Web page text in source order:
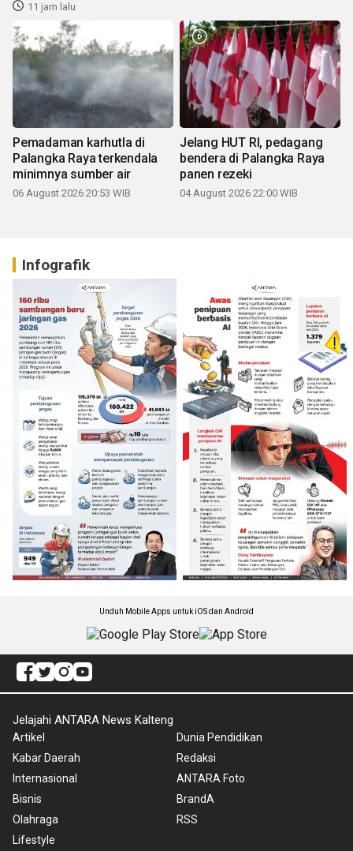
11 jam lalu
Pemadaman karhutla di
Palangka Raya terkendala
minimnya sumber air
06 August 2026 20:53 WIB
Jelang HUT RI, pedagang
bendera di Palangka Raya
panen rezeki
04 August 2026 22:00 WIB
Infografik
Unduh Mobile Apps untuk iOS dan Android
Jelajahi ANTARA News Kalteng
Artikel
Kabar Daerah
Internasional
Bisnis
Olahraga
Lifestyle
Dunia Pendidikan
Redaksi
ANTARA Foto
BrandA
RSS